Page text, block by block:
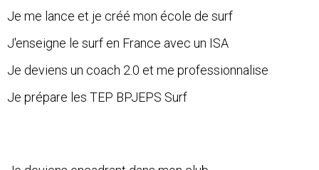
Je me lance et je créé mon école de surf
J'enseigne le surf en France avec un ISA
Je deviens un coach 2.0 et me professionnalise
Je prépare les TEP BPJEPS Surf